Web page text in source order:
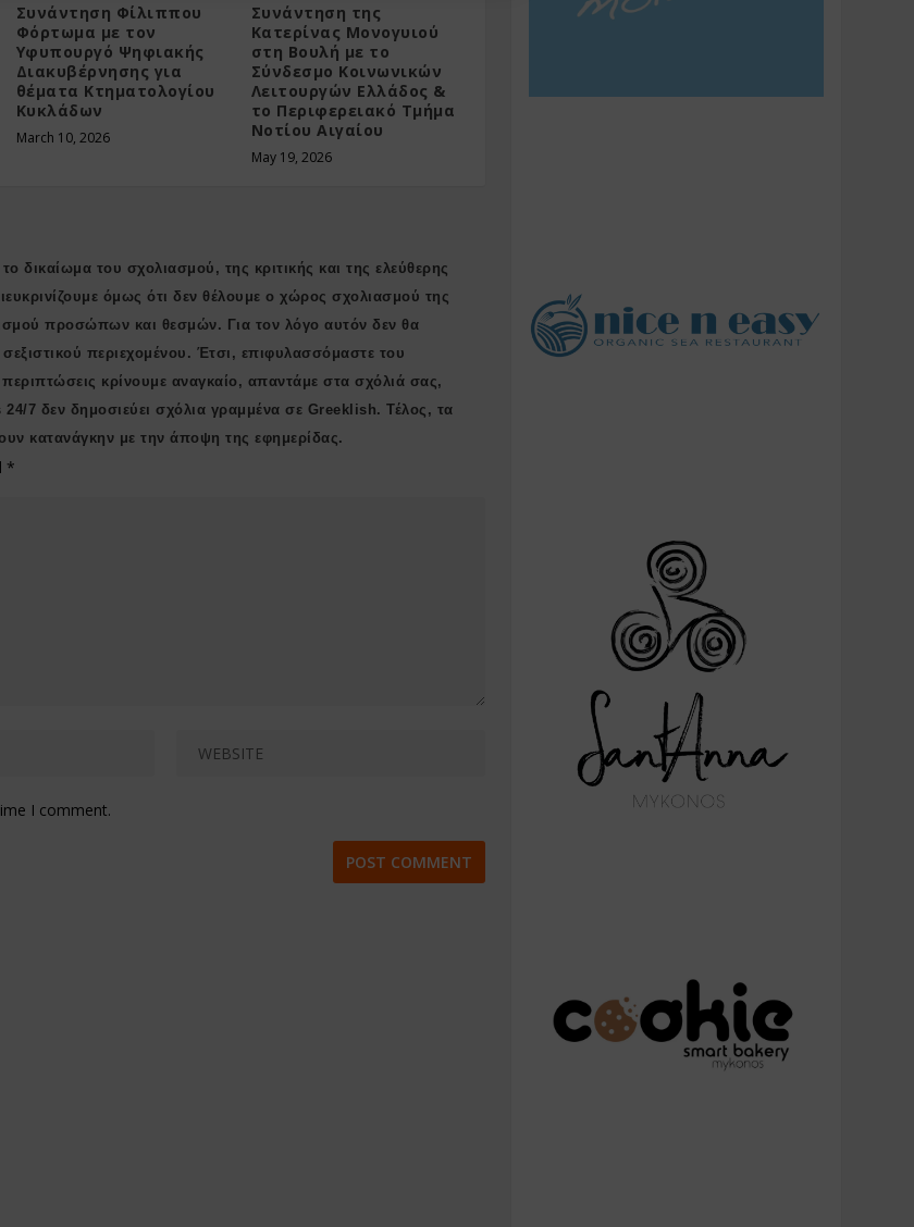
Συνάντηση Φίλιππου
Φόρτωμα με τον
Υφυπουργό Ψηφιακής
Διακυβέρνησης για
θέματα Κτηματολογίου
Κυκλάδων
March 10, 2026
Συνάντηση της
Κατερίνας Μονογυιού
στη Βουλή με το
Σύνδεσμο Κοινωνικών
Λειτουργών Ελλάδος &
το Περιφερειακό Τμήμα
Νοτίου Αιγαίου
May 19, 2026
δικαίωμα του σχολιασμού, της κριτικής και της ελεύθερης
όμως ότι δεν θέλουμε ο χώρος σχολιασμού της
προσώπων και θεσμών. Για τον λόγο αυτόν δεν θα
περιεχομένου. Έτσι, επιφυλασσόμαστε του
κρίνουμε αναγκαίο, απαντάμε στα σχόλιά σας,
7 δεν δημοσιεύει σχόλια γραμμένα σε Greeklish. Τέλος, τα
κατανάγκην με την άποψη της εφημερίδας.
*
I comment.